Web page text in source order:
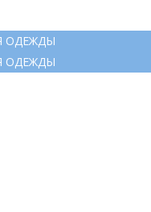
ОДЕЖДЫ
ОДЕЖДЫ